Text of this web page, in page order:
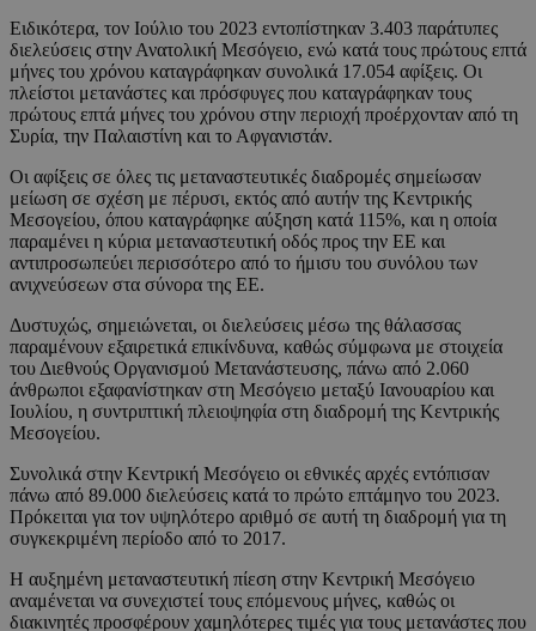
Ειδικότερα, τον Ιούλιο του 2023 εντοπίστηκαν 3.403 παράτυπες
διελεύσεις στην Ανατολική Μεσόγειο, ενώ κατά τους πρώτους επτά
μήνες του χρόνου καταγράφηκαν συνολικά 17.054 αφίξεις. Οι
πλείστοι μετανάστες και πρόσφυγες που καταγράφηκαν τους
πρώτους επτά μήνες του χρόνου στην περιοχή προέρχονταν από τη
Συρία, την Παλαιστίνη και το Αφγανιστάν.
Οι αφίξεις σε όλες τις μεταναστευτικές διαδρομές σημείωσαν
μείωση σε σχέση με πέρυσι, εκτός από αυτήν της Κεντρικής
Μεσογείου, όπου καταγράφηκε αύξηση κατά 115%, και η οποία
παραμένει η κύρια μεταναστευτική οδός προς την ΕΕ και
αντιπροσωπεύει περισσότερο από το ήμισυ του συνόλου των
ανιχνεύσεων στα σύνορα της ΕΕ.
Δυστυχώς, σημειώνεται, οι διελεύσεις μέσω της θάλασσας
παραμένουν εξαιρετικά επικίνδυνα, καθώς σύμφωνα με στοιχεία
του Διεθνούς Οργανισμού Μετανάστευσης, πάνω από 2.060
άνθρωποι εξαφανίστηκαν στη Μεσόγειο μεταξύ Ιανουαρίου και
Ιουλίου, η συντριπτική πλειοψηφία στη διαδρομή της Κεντρικής
Μεσογείου.
Συνολικά στην Κεντρική Μεσόγειο οι εθνικές αρχές εντόπισαν
πάνω από 89.000 διελεύσεις κατά το πρώτο επτάμηνο του 2023.
Πρόκειται για τον υψηλότερο αριθμό σε αυτή τη διαδρομή για τη
συγκεκριμένη περίοδο από το 2017.
Η αυξημένη μεταναστευτική πίεση στην Κεντρική Μεσόγειο
αναμένεται να συνεχιστεί τους επόμενους μήνες, καθώς οι
διακινητές προσφέρουν χαμηλότερες τιμές για τους μετανάστες που